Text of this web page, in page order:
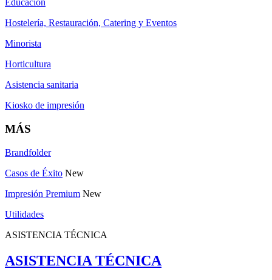
Educación
Hostelería, Restauración, Catering y Eventos
Minorista
Horticultura
Asistencia sanitaria
Kiosko de impresión
MÁS
Brandfolder
Casos de Éxito New
Impresión Premium New
Utilidades
ASISTENCIA TÉCNICA
ASISTENCIA TÉCNICA